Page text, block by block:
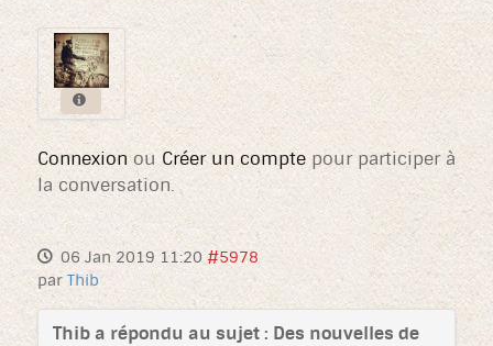
ConnexionouCréer un compte pour participer à
la conversation.
06 Jan 2019 11:20 #5978
par Thib
Thib a répondu au sujet : Des nouvelles de